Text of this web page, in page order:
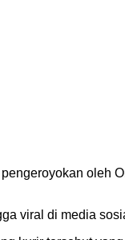
oleh
viral di media